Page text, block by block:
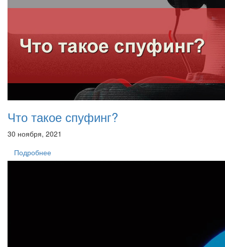
Что такое спуфинг?
30 ноября, 2021
Подробнее